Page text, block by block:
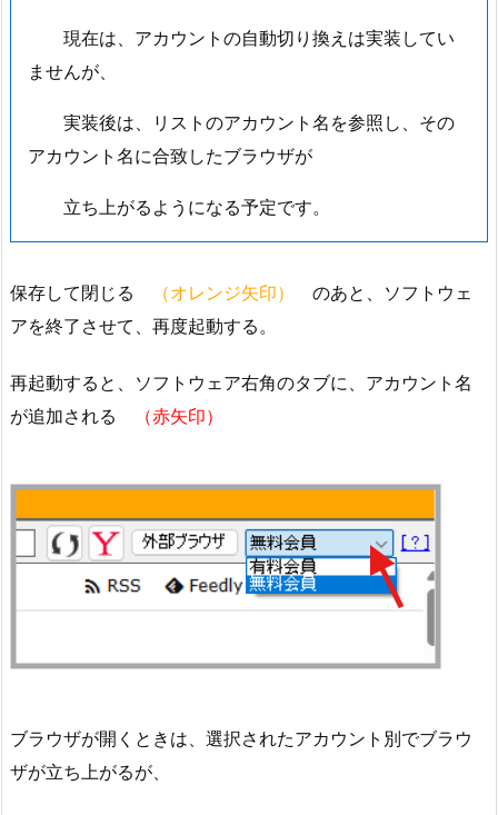
現在は、アカウントの自動切り換えは実装してい
ませんが、
実装後は、リストのアカウント名を参照し、その
アカウント名に合致したブラウザが
立ち上がるようになる予定です。
保存して閉じる （オレンジ矢印）
のあと、ソフトウェ
アを終了させて、再度起動する。
再起動すると、ソフトウェア右角のタブに、アカウント名
が追加される
（赤矢印）
ブラウザが開くときは、選択されたアカウント別でブラウ
ザが立ち上がるが、